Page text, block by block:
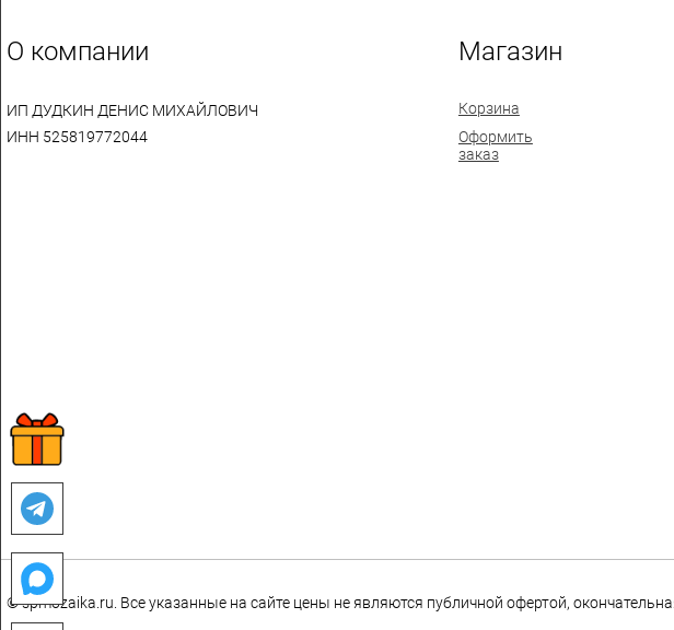
О компании
ИП ДУДКИН ДЕНИС МИХАЙЛОВИЧ
ИНН 525819772044
Магазин
Корзина
Оформить
заказ
© spmozaika.ru. Все указанные на сайте цены не являются публичной офертой,